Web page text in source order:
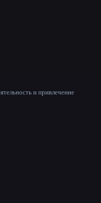
и привлечение